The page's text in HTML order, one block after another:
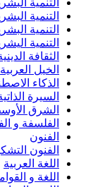
التنمية
التنمية
التنمية
الثقافة
الخيل العربية
الذكاء
السيرة
الشرق
الفلسفة و
الفنون
الفنون
اللغة العربية
اللغة و